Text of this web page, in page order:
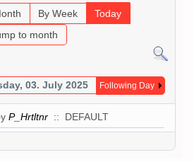
By Week
Today
to month
03. July 2025 Following Day
P_Hrtltnr :: DEFAULT